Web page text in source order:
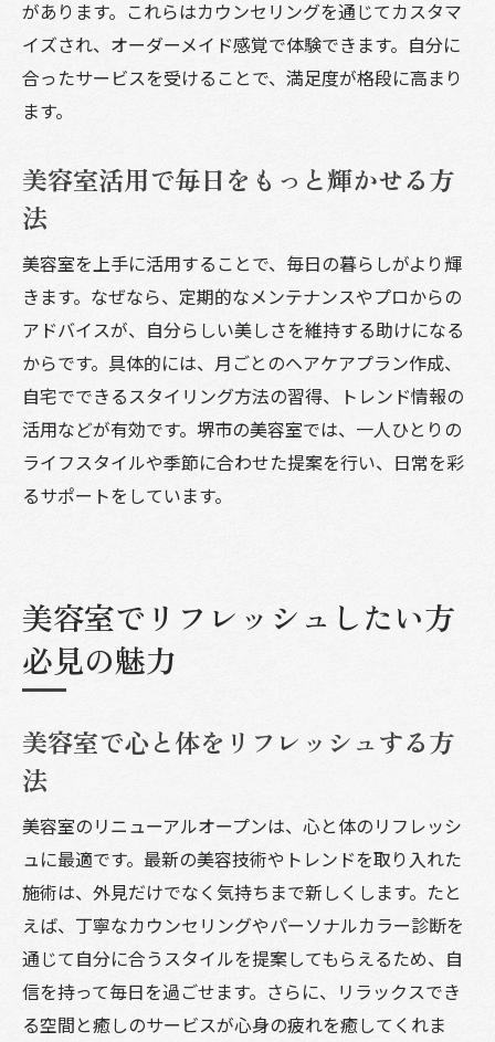
があります。これらはカウンセリングを通じてカスタマ
イズされ、オーダーメイド感覚で体験できます。自分に
合ったサービスを受けることで、満足度が格段に高まり
ます。
美容室活用で毎日をもっと輝かせる方
法
美容室を上手に活用することで、毎日の暮らしがより輝
きます。なぜなら、定期的なメンテナンスやプロからの
アドバイスが、自分らしい美しさを維持する助けになる
からです。具体的には、月ごとのヘアケアプラン作成、
自宅でできるスタイリング方法の習得、トレンド情報の
活用などが有効です。堺市の美容室では、一人ひとりの
ライフスタイルや季節に合わせた提案を行い、日常を彩
るサポートをしています。
美容室でリフレッシュしたい方
必見の魅力
美容室で心と体をリフレッシュする方
法
美容室のリニューアルオープンは、心と体のリフレッシ
ュに最適です。最新の美容技術やトレンドを取り入れた
施術は、外見だけでなく気持ちまで新しくします。たと
えば、丁寧なカウンセリングやパーソナルカラー診断を
通じて自分に合うスタイルを提案してもらえるため、自
信を持って毎日を過ごせます。さらに、リラックスでき
る空間と癒しのサービスが心身の疲れを癒してくれま